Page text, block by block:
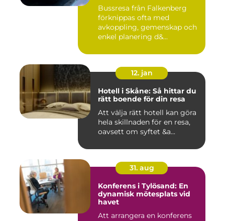
Bussresa från Falkenberg
förknippas ofta med
avkoppling, gemenskap och
enkel planering d&...
12. jan
Hotell i Skåne: Så hittar du
rätt boende för din resa
Att välja rätt hotell kan göra
hela skillnaden för en resa,
oavsett om syftet &a...
31. aug
Konferens i Tylösand: En
dynamisk mötesplats vid
havet
Att arrangera en konferens